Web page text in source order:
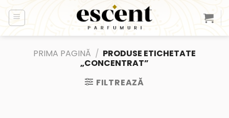
PRIMA PAGINĂ / PRODUSE ETICHETATE
„CONCENTRAT”
FILTREAZĂ